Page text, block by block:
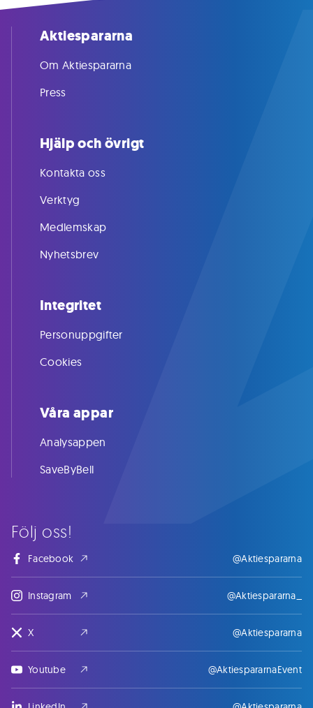
Följ oss!
Facebook @Aktiespararna
Instagram @Aktiespararna_
X @Aktiespararna
Youtube @AktiespararnaEvent
Aktiespararna
Om Aktiespararna
Press
Hjälp och övrigt
Kontakta oss
Verktyg
Medlemskap
Nyhetsbrev
Integritet
Personuppgifter
Cookies
Våra appar
Analysappen
SaveByBell